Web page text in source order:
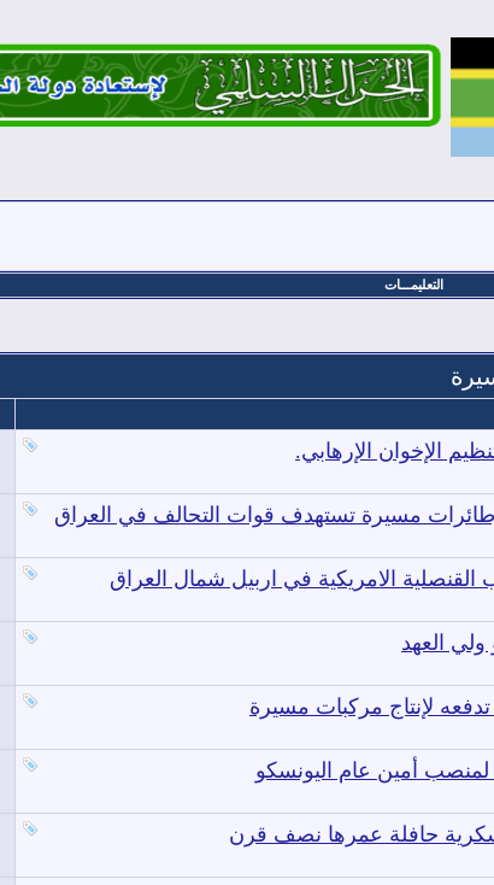
التعليمـــات
الإخوان الإرهابي.
مسيرة تستهدف قوات التحالف في العراق
الامريكية في اربيل شمال العراق
العهد
لإنتاج مركبات مسيرة
أمين عام اليونسكو
حافلة عمرها نصف قرن